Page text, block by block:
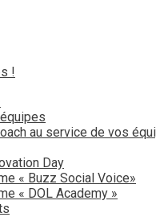
!
au service de vos
Day
« Buzz Social Voice»
« DOL Academy »